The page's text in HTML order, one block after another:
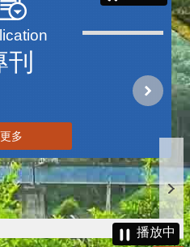
更多
播放中